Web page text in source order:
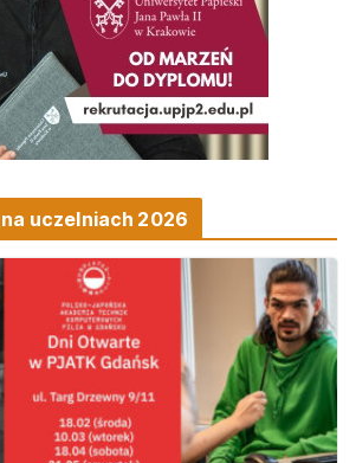
uczelniach 2026